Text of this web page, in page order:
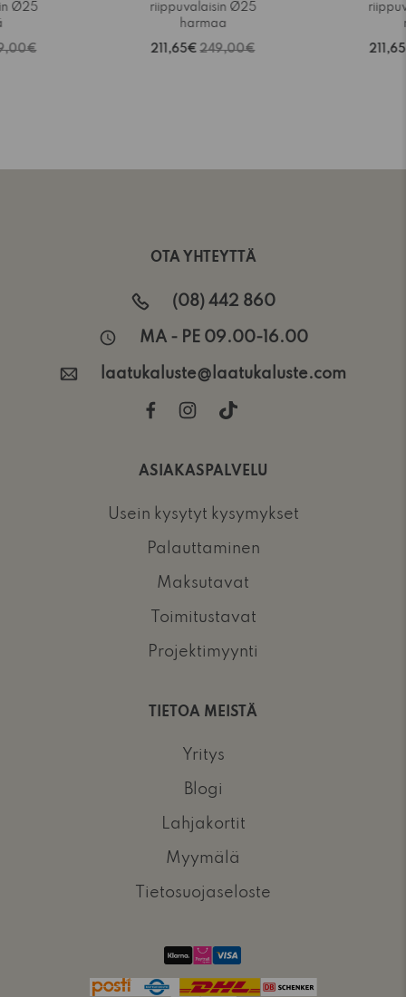
Ø25
riippuvalaisin Ø25
harmaa
211,65€ 249,00€
OTA YHTEYTTÄ
(08) 442 860
MA - PE 09.00-16.00
laatukaluste@laatukaluste.com
ASIAKASPALVELU
Usein kysytyt kysymykset
Palauttaminen
Maksutavat
Toimitustavat
Projektimyynti
TIETOA MEISTÄ
Yritys
Blogi
Lahjakortit
Myymälä
Tietosuojaseloste